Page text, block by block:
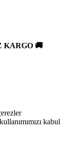
KARGO 🚚
kabul